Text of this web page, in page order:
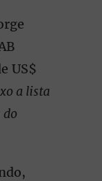
US$
a lista
do